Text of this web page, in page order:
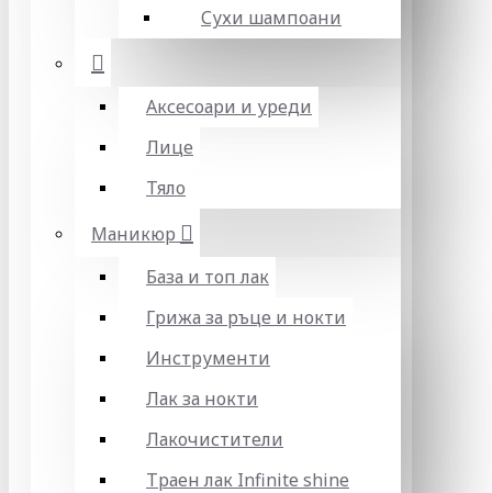
Сухи шампоани
Аксесоари и уреди
Лице
Тяло
Маникюр
База и топ лак
Грижа за ръце и нокти
Инструменти
Лак за нокти
Лакочистители
Траен лак Infinite shine